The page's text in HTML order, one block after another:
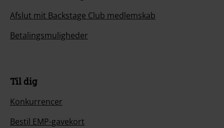
Afslut mit Backstage Club medlemskab
Betalingsmuligheder
Til dig
Konkurrencer
Bestil EMP-gavekort